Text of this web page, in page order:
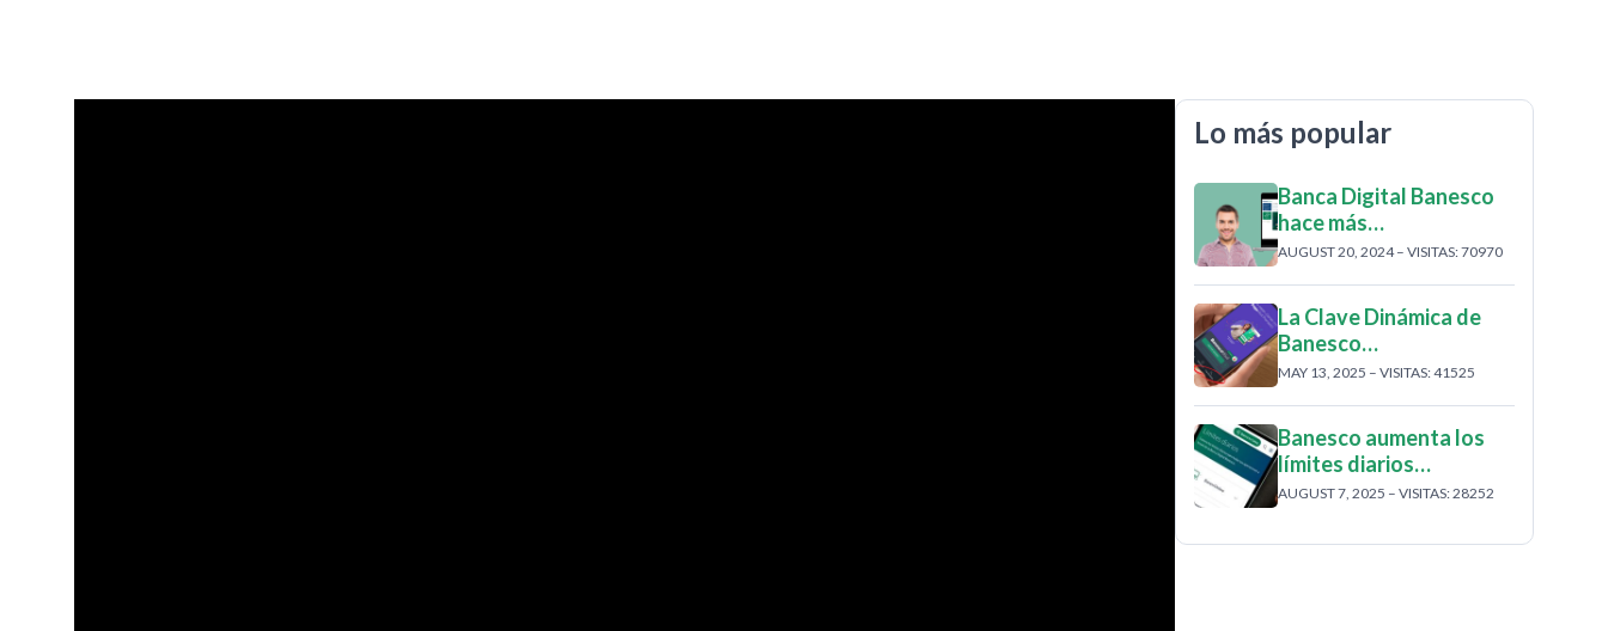
Lo más popular
Banca Digital Banesco
hace más…
AUGUST 20, 2024 – VISITAS: 70970
La Clave Dinámica de
Banesco…
MAY 13, 2025 – VISITAS: 41525
Banesco aumenta los
límites diarios…
AUGUST 7, 2025 – VISITAS: 28252